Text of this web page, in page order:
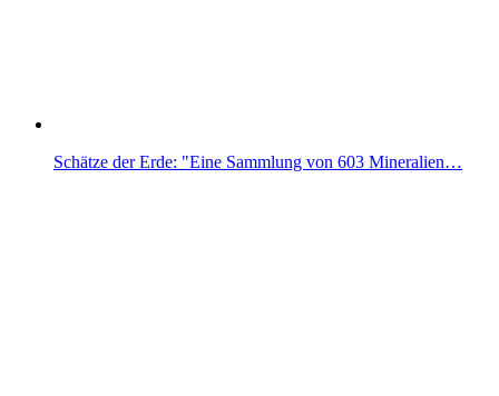
Schätze der Erde: "Eine Sammlung von 603 Mineralien…